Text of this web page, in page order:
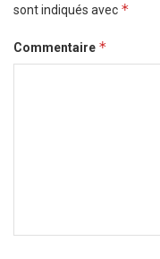
sont indiqués avec *
Commentaire *